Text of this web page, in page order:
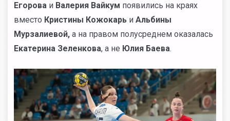
Егорова и Валерия Вайкум появились на краях
вместо Кристины Кожокарь и Альбины
Мурзалиевой, а на правом полусреднем оказалась
Екатерина Зеленкова, а не Юлия Баева.